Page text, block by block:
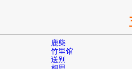
鹿柴
竹里馆
送别